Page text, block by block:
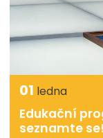
01 ledna
Edukační
seznamte se!